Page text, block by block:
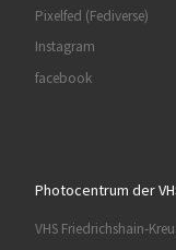
Pixelfed (Fediverse)
Instagram
facebook
Photocentrum der
VHS Friedrichshain-